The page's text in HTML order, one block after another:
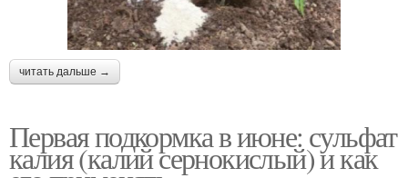
читать дальше →
Первая подкормка в июне: сульфат
калия (калий сернокислый) и как